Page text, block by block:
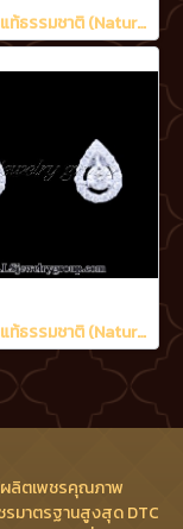
ต่างหูเพชรแท้ธรรมชาติ (Natural Diamonds) 0.48 Ct.
ต่างหูเพชรแท้ธรรมชาติ (Natural Diamonds) 0.60 Ct.
ผลิตเพชรคุณภาพ
มาตรฐานสูงสุด DTC